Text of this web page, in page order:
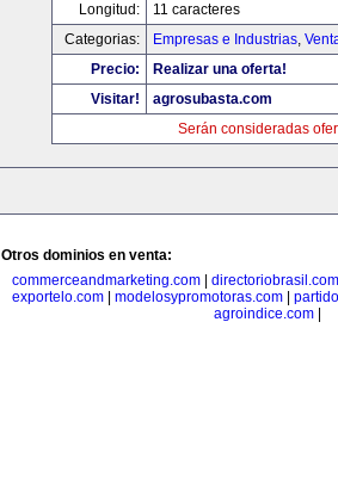
Longitud:
11 caracteres
Categorias:
Empresas e Industrias,
Precio:
Realizar una oferta!
Visitar!
agrosubasta.com
Serán consideradas
Otros dominios en venta:
commerceandmarketing.com| directoriobrasil.com
exportelo.com
modelosypromotoras.com
agroindice.com